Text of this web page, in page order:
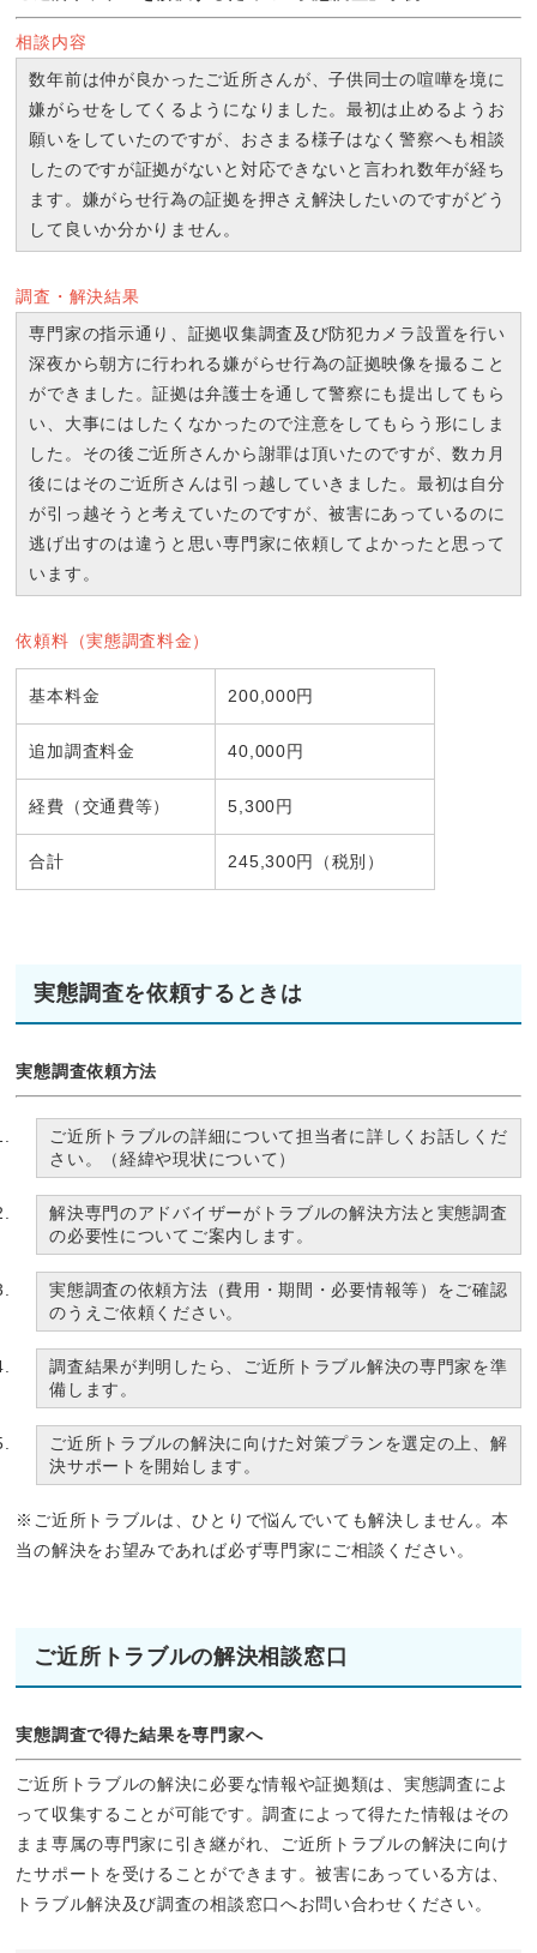
相談内容
数年前は仲が良かったご近所さんが、子供同士の喧嘩を境に
嫌がらせをしてくるようになりました。最初は止めるようお
願いをしていたのですが、おさまる様子はなく警察へも相談
したのですが証拠がないと対応できないと言われ数年が経ち
ます。嫌がらせ行為の証拠を押さえ解決したいのですがどう
して良いか分かりません。
調査・解決結果
専門家の指示通り、証拠収集調査及び防犯カメラ設置を行い
深夜から朝方に行われる嫌がらせ行為の証拠映像を撮ること
ができました。証拠は弁護士を通して警察にも提出してもら
い、大事にはしたくなかったので注意をしてもらう形にしま
した。その後ご近所さんから謝罪は頂いたのですが、数カ月
後にはそのご近所さんは引っ越していきました。最初は自分
が引っ越そうと考えていたのですが、被害にあっているのに
逃げ出すのは違うと思い専門家に依頼してよかったと思って
います。
依頼料（実態調査料金）
基本料金 200,000円
追加調査料金 40,000円
経費（交通費等） 5,300円
合計 245,300円（税別）
実態調査を依頼するときは
実態調査依頼方法
ご近所トラブルの詳細について担当者に詳しくお話しくだ
さい。（経緯や現状について）
解決専門のアドバイザーがトラブルの解決方法と実態調査
の必要性についてご案内します。
実態調査の依頼方法（費用・期間・必要情報等）をご確認
のうえご依頼ください。
調査結果が判明したら、ご近所トラブル解決の専門家を準
備します。
ご近所トラブルの解決に向けた対策プランを選定の上、解
決サポートを開始します。
※ご近所トラブルは、ひとりで悩んでいても解決しません。本
当の解決をお望みであれば必ず専門家にご相談ください。
ご近所トラブルの解決相談窓口
実態調査で得た結果を専門家へ
ご近所トラブルの解決に必要な情報や証拠類は、実態調査によ
って収集することが可能です。調査によって得たた情報はその
まま専属の専門家に引き継がれ、ご近所トラブルの解決に向け
たサポートを受けることができます。被害にあっている方は、
トラブル解決及び調査の相談窓口へお問い合わせください。